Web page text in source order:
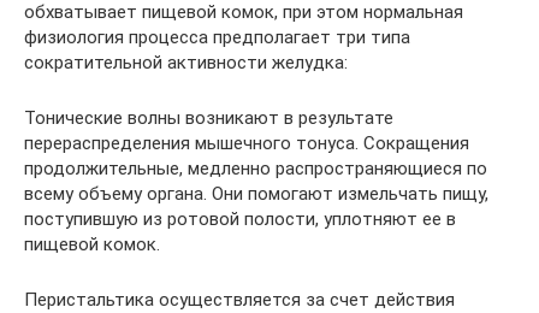
обхватывает пищевой комок, при этом нормальная
физиология процесса предполагает три типа
сократительной активности желудка:
Тонические волны возникают в результате
перераспределения мышечного тонуса. Сокращения
продолжительные, медленно распространяющиеся по
всему объему органа. Они помогают измельчать пищу,
поступившую из ротовой полости, уплотняют ее в
пищевой комок.
Перистальтика осуществляется за счет действия